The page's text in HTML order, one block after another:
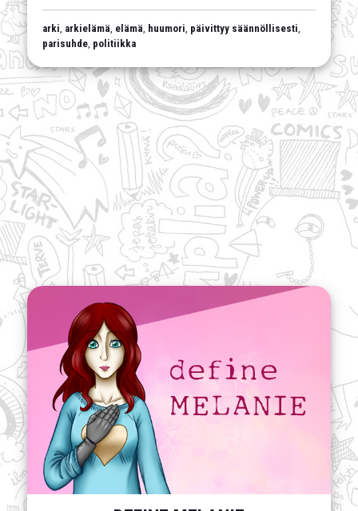
arki, arkielämä, elämä, huumori, päivittyy säännöllisesti,
parisuhde, politiikka